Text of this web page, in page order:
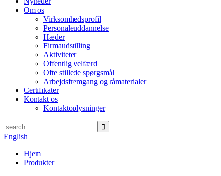
Om os
Virksomhedsprofil
Personaleuddannelse
Hæder
Firmaudstilling
Aktiviteter
Offentlig velfærd
Ofte stillede spørgsmål
Arbejdsfremgang og råmaterialer
Certifikater
Kontakt os
Kontaktoplysninger
English
Hjem
Produkter